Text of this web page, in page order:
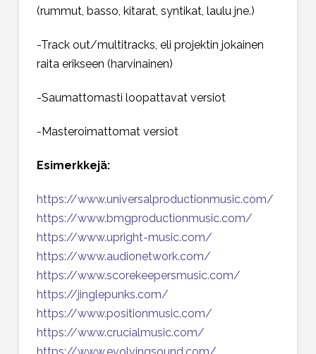
(rummut, basso, kitarat, syntikat, laulu jne.)
-Track out/multitracks, eli projektin jokainen
raita erikseen (harvinainen)
-Saumattomasti loopattavat versiot
-Masteroimattomat versiot
Esimerkkejä:
https://www.universalproductionmusic.com/
https://www.bmgproductionmusic.com/
https://www.upright-music.com/
https://www.audionetwork.com/
https://www.scorekeepersmusic.com/
https://jinglepunks.com/
https://www.positionmusic.com/
https://www.crucialmusic.com/